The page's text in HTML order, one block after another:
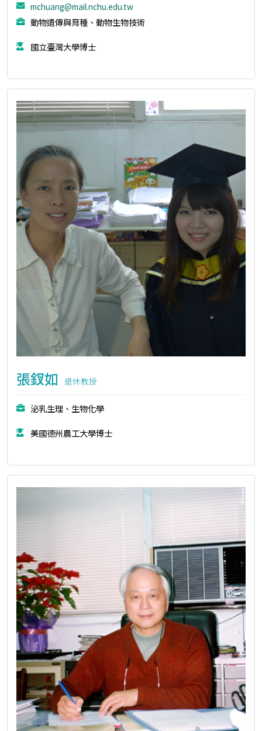
mchuang@mail.nchu.edu.tw
動物遺傳與育種、動物生物技術
國立臺灣大學博士
張釵如 退休教授
泌乳生理、生物化學
美國德州農工大學博士